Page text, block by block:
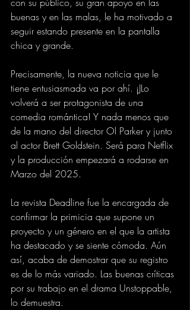
buenas y en las malas, le ha motivado a
seguir estando presente en la pantalla
chica y grande.
Precisamente, la nueva noticia que le
tiene entusiasmada va por ahí. ¡JLo
volverá a ser protagonista de una
comedia romántica! Y nada menos que
de la mano del director Ol Parker y junto
al actor Brett Goldstein. Será para Netflix
y la producción empezará a rodarse en
Marzo del 2025.
La revista Deadline fue la encargada de
confirmar la primicia que supone un
proyecto y un género en el que la artista
ha destacado y se siente cómoda. Aún
así, acaba de demostrar que su registro
es de lo más variado. Las buenas críticas
por su trabajo en el drama Unstoppable,
lo demuestra.